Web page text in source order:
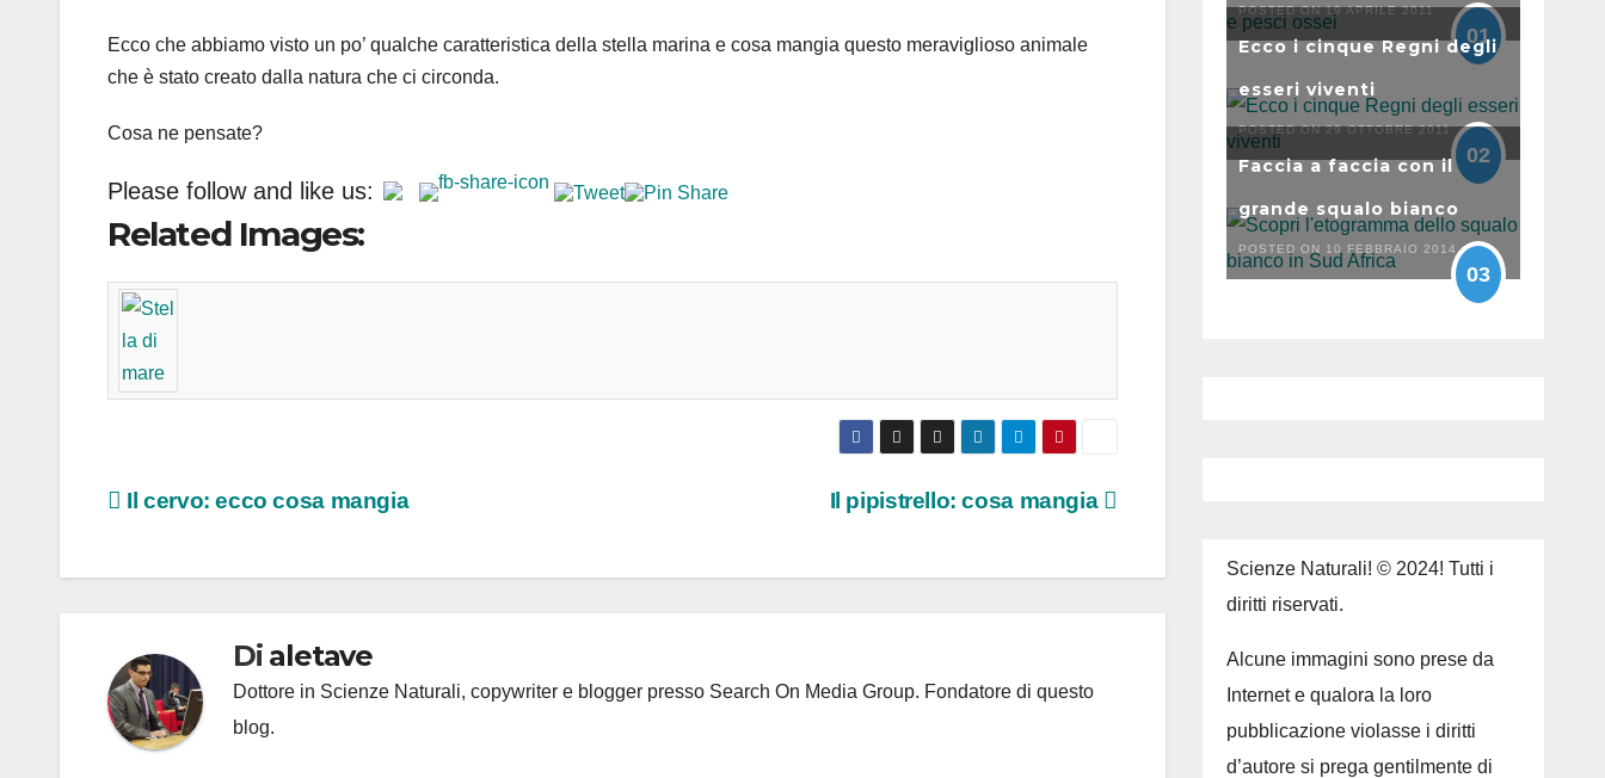
Ecco che abbiamo visto un po’ qualche caratteristica della stella marina e cosa mangia questo meraviglioso animale
che è stato creato dalla natura che ci circonda.
Cosa ne pensate?
Please follow and like us:
Related Images:
Navigazione
Il pipistrello: cosa mangia
Il cervo: ecco cosa mangia
Di aletave
Dottore in Scienze Naturali, copywriter e blogger presso Search On Media Group. Fondatore di questo
blog.
POSTED ON 19 APRILE 2011
01
Ecco i cinque Regni degli
esseri viventi
POSTED ON 29 OTTOBRE 2011
02
Faccia a faccia con il
grande squalo bianco
POSTED ON 10 FEBBRAIO 2014
03
Scienze Naturali! © 2024! Tutti i
diritti riservati.
Alcune immagini sono prese da
Internet e qualora la loro
pubblicazione violasse i diritti
d’autore si prega gentilmente di